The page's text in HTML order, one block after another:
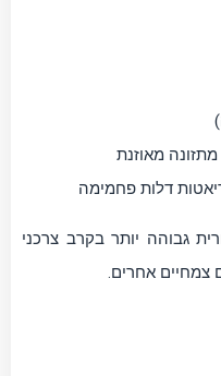
מאוזנת
דלות פחמימה
גבוהה יותר בקרב צרכני